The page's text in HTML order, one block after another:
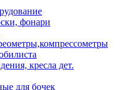
фонари
кресла дет.
для бочек